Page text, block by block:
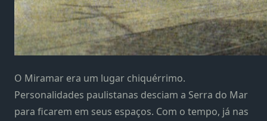
O Miramar era um lugar chiquérrimo.
Personalidades paulistanas desciam a Serra do Mar
para ficarem em seus espaços. Com o tempo, já nas